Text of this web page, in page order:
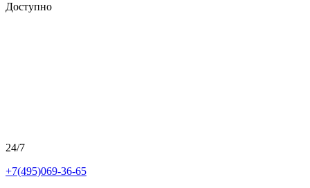
Доступно
24/7
+7(495)069-36-65